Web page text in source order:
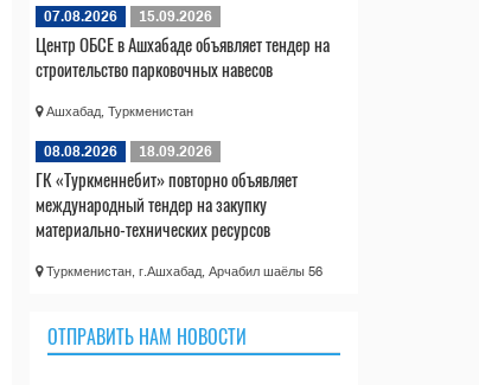
07.08.2026 15.09.2026
Центр ОБСЕ в Ашхабаде объявляет тендер на
строительство парковочных навесов
Ашхабад, Туркменистан
08.08.2026 18.09.2026
ГК «Туркменнебит» повторно объявляет
международный тендер на закупку
материально-технических ресурсов
Туркменистан, г.Ашхабад, Арчабил шаёлы 56
ОТПРАВИТЬ НАМ НОВОСТИ